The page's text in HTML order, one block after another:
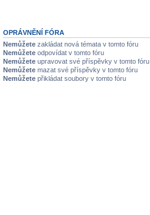
OPRÁVNĚNÍ FÓRA
Nemůžete zakládat nová témata v tomto fóru
Nemůžete odpovídat v tomto fóru
Nemůžete upravovat své příspěvky v tomto fóru
Nemůžete mazat své příspěvky v tomto fóru
Nemůžete přikládat soubory v tomto fóru